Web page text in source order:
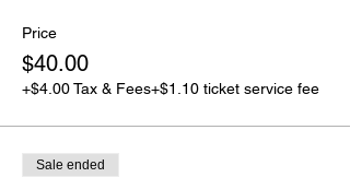
Price
$40.00
+$4.00 Tax & Fees+$1.10 ticket service fee
Sale ended